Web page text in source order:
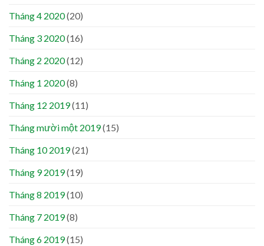
Tháng 4 2020(20)
Tháng 3 2020(16)
Tháng 2 2020(12)
Tháng 1 2020(8)
Tháng 12 2019(11)
Tháng mười một 2019(15)
Tháng 10 2019(21)
Tháng 9 2019(19)
Tháng 8 2019(10)
Tháng 7 2019(8)
Tháng 6 2019(15)